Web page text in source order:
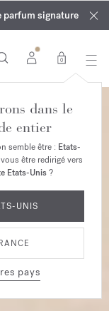
velvet mood
et huiles pour le
parfum signature
0
dans le
entier
semble être : Etats-
être redirigé vers
Etats-Unis?
UNIS
pays